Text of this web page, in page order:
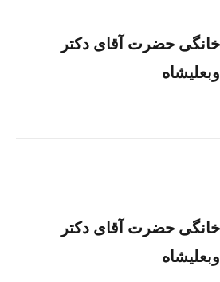
خانگی حضرت آقای دکتر
خانگی حضرت آقای دکتر